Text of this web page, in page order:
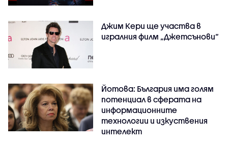
Джим Кери ще участва в
игралния филм „Джетсънови“
Йотова: България има голям
потенциал в сферата на
информационните
технологии и изкуствения
интелект